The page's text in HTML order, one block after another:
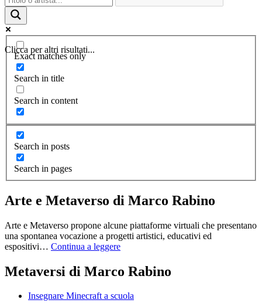
Clicca per altri risultati...
Exact matches only
Search in title
Search in content
Search in posts
Search in pages
Arte e Metaverso di Marco Rabino
Arte e Metaverso propone alcune piattaforme virtuali che presentano
una spontanea vocazione a progetti artistici, educativi ed
espositivi… Continua a leggere
Metaversi di Marco Rabino
Insegnare Minecraft a scuola